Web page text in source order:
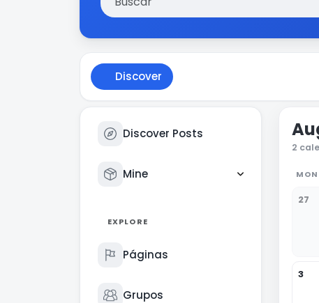
Discover
Discover Posts
Mine
EXPLORE
Páginas
Grupos
2
MON
27
3